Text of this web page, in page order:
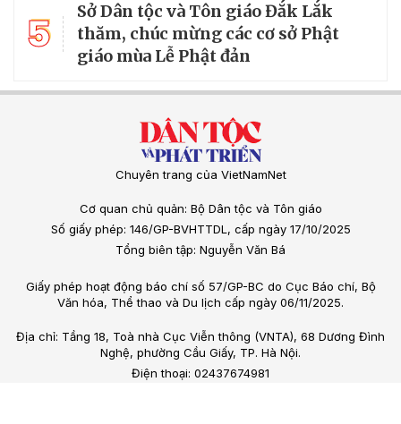
5
Sở Dân tộc và Tôn giáo Đắk Lắk
thăm, chúc mừng các cơ sở Phật
giáo mùa Lễ Phật đản
Chuyên trang của VietNamNet
Cơ quan chủ quản: Bộ Dân tộc và Tôn giáo
Số giấy phép: 146/GP-BVHTTDL, cấp ngày 17/10/2025
Tổng biên tập: Nguyễn Văn Bá
Giấy phép hoạt động báo chí số 57/GP-BC do Cục Báo chí, Bộ
Văn hóa, Thể thao và Du lịch cấp ngày 06/11/2025.
Địa chỉ: Tầng 18, Toà nhà Cục Viễn thông (VNTA), 68 Dương Đình
Nghệ, phường Cầu Giấy, TP. Hà Nội.
Điện thoại: 02437674981